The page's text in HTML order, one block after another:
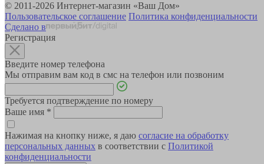
© 2011-2026 Интернет-магазин «Ваш Дом»
Пользовательское соглашение Политика конфиденциальности
Сделано в
Регистрация
Введите номер телефона
Мы отправим вам код в смс на телефон или позвоним
Требуется подтверждение по номеру
Ваше имя *
Нажимая на кнопку ниже, я даю согласие на обработку
персональных данных в соответствии с Политикой
конфиденциальности